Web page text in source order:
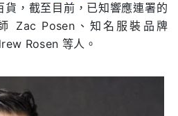
貨，截至目前，已知響應連署的
Zac Posen 、知名服裝品牌
Rosen 等人。